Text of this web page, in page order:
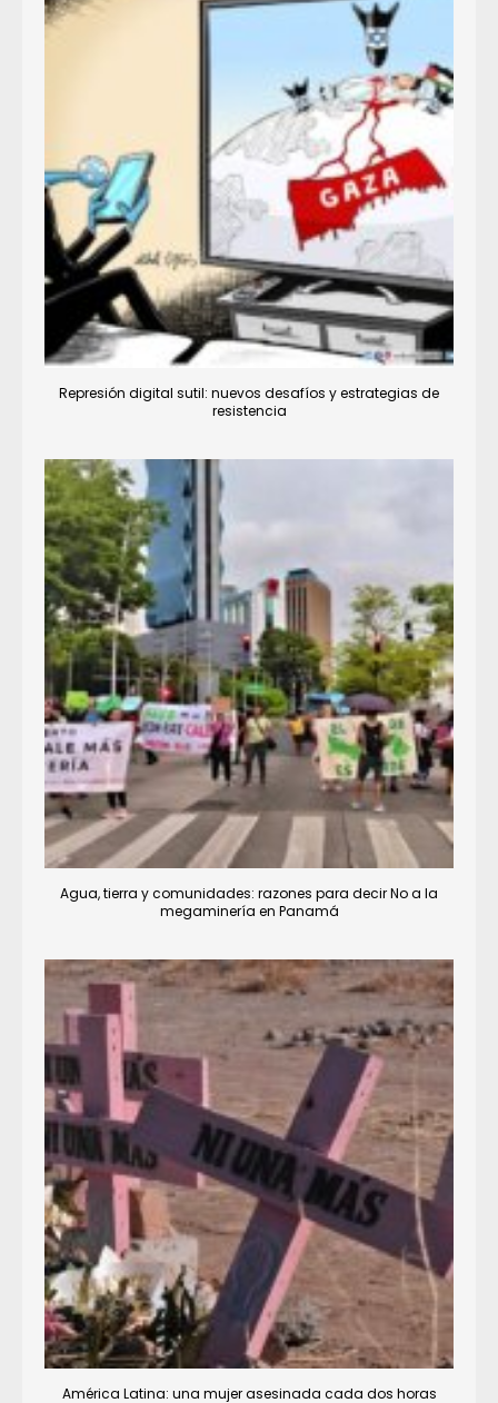
Represión digital sutil: nuevos desafíos y estrategias de
resistencia
Agua, tierra y comunidades: razones para decir No a la
megaminería en Panamá
América Latina: una mujer asesinada cada dos horas